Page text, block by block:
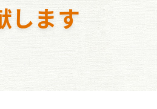
します